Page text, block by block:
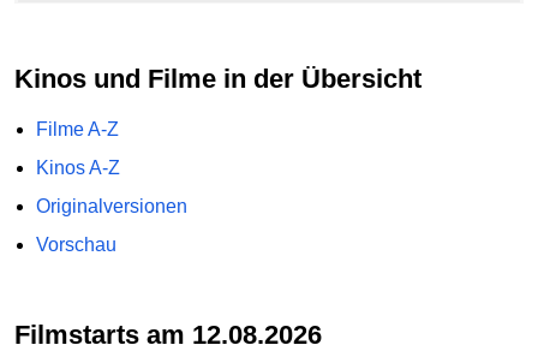
Kinos und Filme in der Übersicht
Filme A-Z
Kinos A-Z
Originalversionen
Vorschau
Filmstarts am 12.08.2026